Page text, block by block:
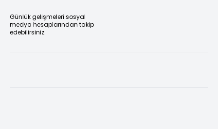
Günlük gelişmeleri sosyal
medya hesaplarından takip
edebilirsiniz.